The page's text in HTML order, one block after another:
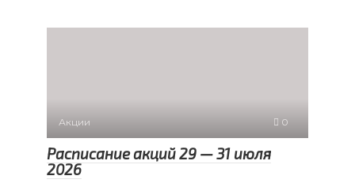
Акции 0
Расписание акций 29 — 31 июля
2026